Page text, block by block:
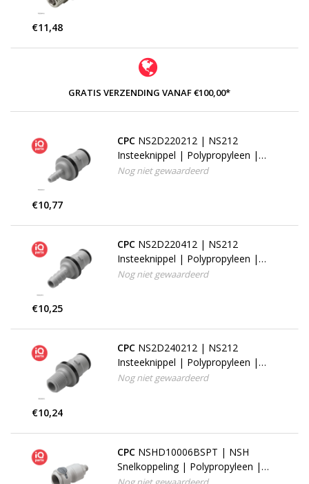
€11,48
GRATIS VERZENDING VANAF €100,00*
CPC NS2D220212 | NS212
Insteeknippel | Polypropyleen |
slangpilaar 3,2 mm
Nog niet gewaardeerd
€10,77
CPC NS2D220412 | NS212
Insteeknippel | Polypropyleen |
slangpilaar 6,4 mm
Nog niet gewaardeerd
€10,25
CPC NS2D240212 | NS212
Insteeknippel | Polypropyleen |
1/8" NPT buitendraad
Nog niet gewaardeerd
€10,24
CPC NSHD10006BSPT | NSH
Snelkoppeling | Polypropyleen |
3/8" BSPT buitendraad